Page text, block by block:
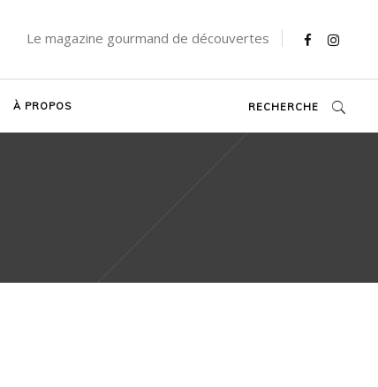
Le magazine gourmand de découvertes
À PROPOS RECHERCHE